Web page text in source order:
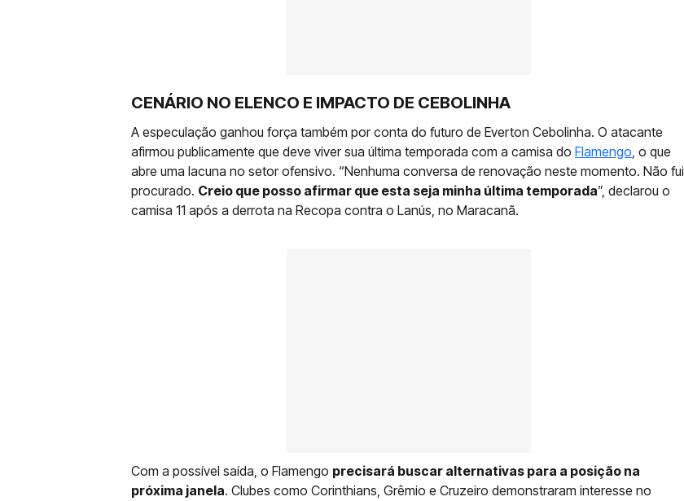
CENÁRIO NO ELENCO E IMPACTO DE CEBOLINHA
A especulação ganhou força também por conta do futuro de Everton Cebolinha. O atacante
afirmou publicamente que deve viver sua última temporada com a camisa do Flamengo, o que
abre uma lacuna no setor ofensivo. “Nenhuma conversa de renovação neste momento. Não fui
procurado. Creio que posso afirmar que esta seja minha última temporada”, declarou o
camisa 11 após a derrota na Recopa contra o Lanús, no Maracanã.
Com a possível saída, o Flamengo precisará buscar alternativas para a posição na
próxima janela. Clubes como Corinthians, Grêmio e Cruzeiro demonstraram interesse no